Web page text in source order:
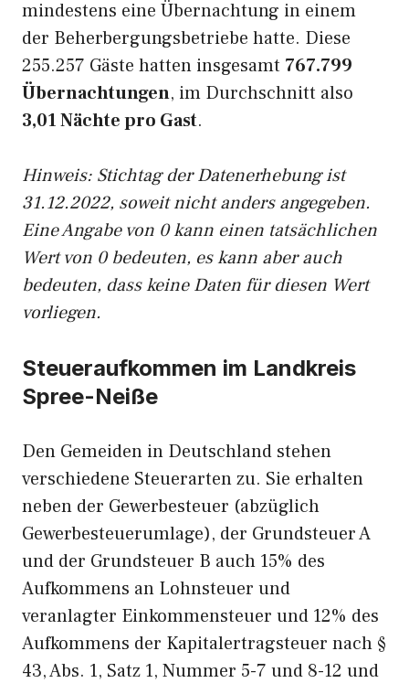
mindestens eine Übernachtung in einem
der Beherbergungsbetriebe hatte. Diese
255.257 Gäste hatten insgesamt 767.799
Übernachtungen, im Durchschnitt also
3,01 Nächte pro Gast.
Hinweis: Stichtag der Datenerhebung ist
31.12.2022, soweit nicht anders angegeben.
Eine Angabe von 0 kann einen tatsächlichen
Wert von 0 bedeuten, es kann aber auch
bedeuten, dass keine Daten für diesen Wert
vorliegen.
Steueraufkommen im Landkreis
Spree-Neiße
Den Gemeiden in Deutschland stehen
verschiedene Steuerarten zu. Sie erhalten
neben der Gewerbesteuer (abzüglich
Gewerbesteuerumlage), der Grundsteuer A
und der Grundsteuer B auch 15% des
Aufkommens an Lohnsteuer und
veranlagter Einkommensteuer und 12% des
Aufkommens der Kapitalertragsteuer nach §
43, Abs. 1, Satz 1, Nummer 5-7 und 8-12 und